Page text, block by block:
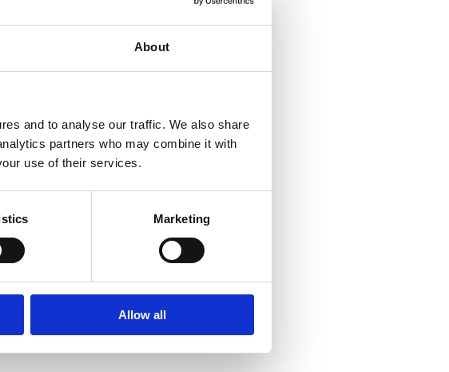
About
and to analyse our traffic. We also share
partners who may combine it with
use of their services.
Marketing
Allow all